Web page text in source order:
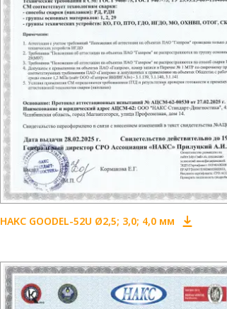
НАКС GOODEL-52U Ø2,5; 3,0; 4,0 мм